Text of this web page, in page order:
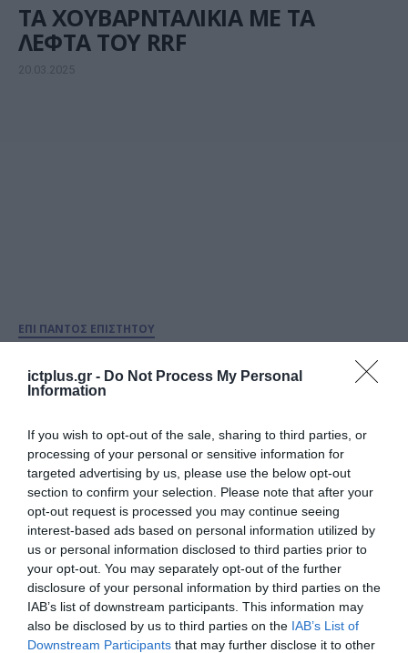
ictplus.gr - Do Not Process My Personal
Information
If you wish to opt-out of the sale, sharing to third parties, or
processing of your personal or sensitive information for
targeted advertising by us, please use the below opt-out
section to confirm your selection. Please note that after your
opt-out request is processed you may continue seeing
interest-based ads based on personal information utilized by
us or personal information disclosed to third parties prior to
your opt-out. You may separately opt-out of the further
disclosure of your personal information by third parties on the
IAB’s list of downstream participants. This information may
also be disclosed by us to third parties on the IAB’s List of
Downstream Participants that may further disclose it to other
ΤΑ ΧΟΥΒΑΡΝΤΑΛΙΚΙΑ ΜΕ ΤΑ
ΛΕΦΤΑ ΤΟΥ RRF
20.03.2025
ΕΠΙ ΠΑΝΤΟΣ ΕΠΙΣΤΗΤΟΥ
ΝΟΜΟΙ ΠΟΥ ΔΕΝ ΘΑ
04.09.2024